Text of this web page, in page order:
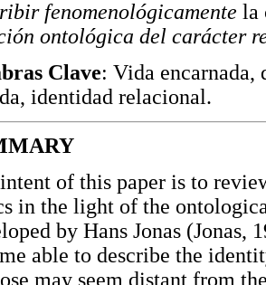
fenomenológicamente la
ontológica del carácter
Clave: Vida
identidad relacional.
of this paper is to
in the light of the
by Hans Jonas (Jonas,
able to describe the
may seem distant from